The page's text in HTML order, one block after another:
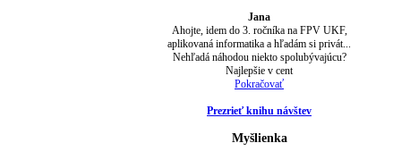
Jana
Ahojte, idem do 3. ročníka na FPV UKF,
aplikovaná informatika a hľadám si privát...
Nehľadá náhodou niekto spolubývajúcu?
Najlepšie v cent
Pokračovať
Prezrieť knihu návštev
Myšlienka